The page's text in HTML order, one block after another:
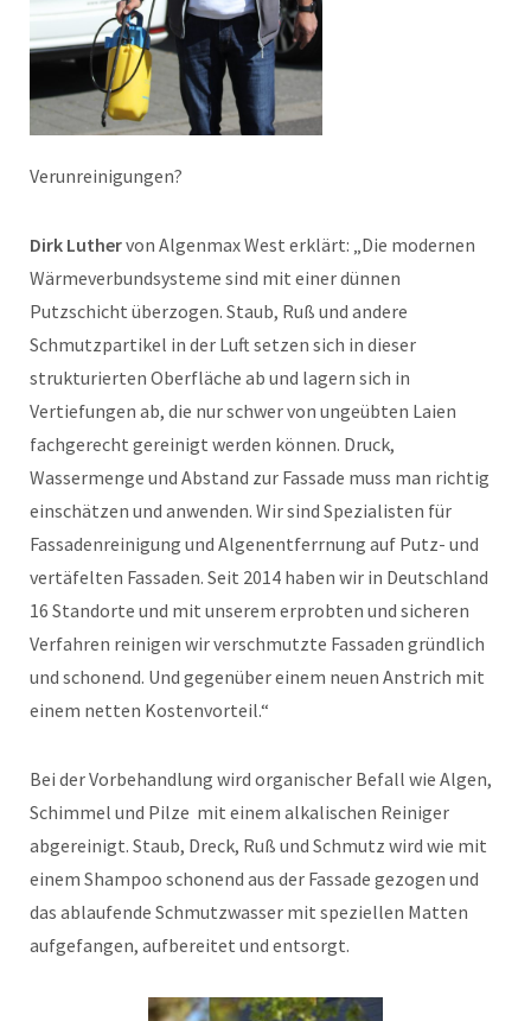
Verunreinigungen?
Dirk Luthervon Algenmax West erklärt: „Die modernen
Wärmeverbundsysteme sind mit einer dünnen
Putzschicht überzogen. Staub, Ruß und andere
Schmutzpartikel in der Luft setzen sich in dieser
strukturierten Oberfläche ab und lagern sich in
Vertiefungen ab, die nur schwer von ungeübten Laien
fachgerecht gereinigt werden können. Druck,
Wassermenge und Abstand zur Fassade muss man richtig
einschätzen und anwenden. Wir sind Spezialisten für
Fassadenreinigung und Algenentferrnung auf Putz- und
vertäfelten Fassaden. Seit 2014 haben wir in Deutschland
16 Standorte und mit unserem erprobten und sicheren
Verfahren reinigen wir verschmutzte Fassaden gründlich
und schonend. Und gegenüber einem neuen Anstrich mit
einem netten Kostenvorteil.“
Bei der Vorbehandlung wird organischer Befall wie Algen,
Schimmel und Pilze mit einem alkalischen Reiniger
abgereinigt. Staub, Dreck, Ruß und Schmutz wird wie mit
einem Shampoo schonend aus der Fassade gezogen und
das ablaufende Schmutzwasser mit speziellen Matten
aufgefangen, aufbereitet und entsorgt.